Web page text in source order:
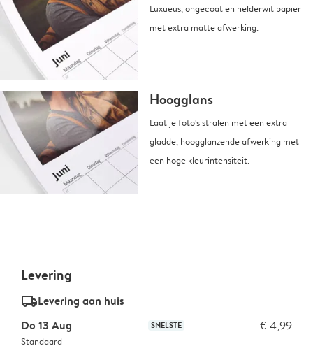
Luxueus, ongecoat en helderwit papier
met extra matte afwerking.
Hoogglans
Laat je foto's stralen met een extra
gladde, hoogglanzende afwerking met
een hoge kleurintensiteit.
Levering
delivery_standard_v2Levering aan huis
Do 13 Aug
SNELSTE € 4,99
Standaard